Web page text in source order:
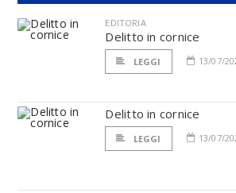
EDITORIA
Delitto in cornice
LEGGI 13/07/
Delitto in cornice
LEGGI 13/07/